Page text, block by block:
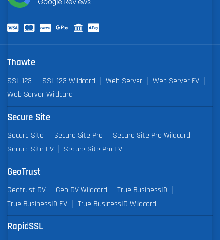
Thawte
SSL 123 SSL 123 Wildcard Web Server
Web Server EV
Web Server Wildcard
Secure Site
Secure Site Secure Site Pro
Secure Site Pro Wildcard
Secure Site EV
Secure Site Pro EV
GeoTrust
Geotrust DV Geo DV Wildcard
True BusinessID
True BusinessID EV
True BusinessID Wildcard
RapidSSL